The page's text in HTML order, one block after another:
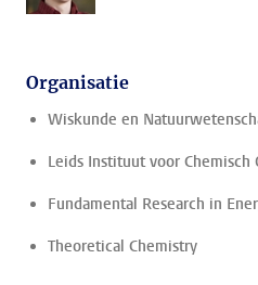
Organisatie
Wiskunde en
Leids Instituut voor Chemisch
Fundamental Research in
Theoretical Chemistry